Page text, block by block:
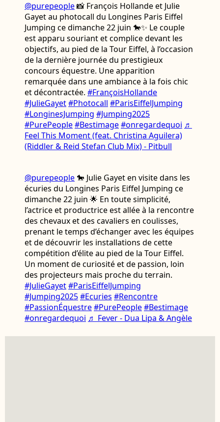
@purepeople📸 François Hollande et Julie
Gayet au photocall du Longines Paris Eiffel
Jumping ce dimanche 22 juin 🐎✨ Le couple
est apparu souriant et complice devant les
objectifs, au pied de la Tour Eiffel, à l’occasion
de la dernière journée du prestigieux
concours équestre. Une apparition
remarquée dans une ambiance à la fois chic
et décontractée. #FrançoisHollande
#JulieGayet#Photocall #ParisEiffelJumping
#LonginesJumping #Jumping2025
#PurePeople#Bestimage#onregardequoi ♬
Feel This Moment (feat. Christina Aguilera)
(Riddler & Reid Stefan Club Mix) - Pitbull
@purepeople 🐎 Julie Gayet en visite dans les
écuries du Longines Paris Eiffel Jumping ce
dimanche 22 juin 🌟 En toute simplicité,
l’actrice et productrice est allée à la rencontre
des chevaux et des cavaliers en coulisses,
prenant le temps d’échanger avec les équipes
et de découvrir les installations de cette
compétition d’élite au pied de la Tour Eiffel.
Un moment de curiosité et de passion, loin
des projecteurs mais proche du terrain.
#JulieGayet#ParisEiffelJumping
#Jumping2025#Ecuries #Rencontre
#PassionÉquestre#PurePeople#Bestimage
#onregardequoi ♬ Fever - Dua Lipa & Angèle